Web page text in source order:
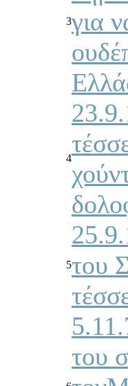
3για
4
5του
του